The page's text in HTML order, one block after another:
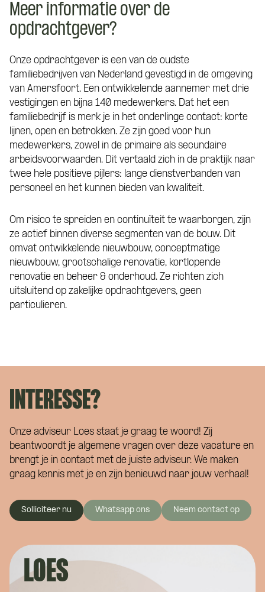
Meer informatie over de
opdrachtgever?
Onze opdrachtgever is een van de oudste
familiebedrijven van Nederland gevestigd in de omgeving
van Amersfoort. Een ontwikkelende aannemer met drie
vestigingen en bijna 140 medewerkers. Dat het een
familiebedrijf is merk je in het onderlinge contact: korte
lijnen, open en betrokken. Ze zijn goed voor hun
medewerkers, zowel in de primaire als secundaire
arbeidsvoorwaarden. Dit vertaald zich in de praktijk naar
twee hele positieve pijlers: lange dienstverbanden van
personeel en het kunnen bieden van kwaliteit.
Om risico te spreiden en continuïteit te waarborgen, zijn
ze actief binnen diverse segmenten van de bouw. Dit
omvat ontwikkelende nieuwbouw, conceptmatige
nieuwbouw, grootschalige renovatie, kortlopende
renovatie en beheer & onderhoud. Ze richten zich
uitsluitend op zakelijke opdrachtgevers, geen
particulieren.
INTERESSE?
Onze adviseur Loes staat je graag te woord! Zij
beantwoordt je algemene vragen over deze vacature en
brengt je in contact met de juiste adviseur. We maken
graag kennis met je en zijn benieuwd naar jouw verhaal!
Solliciteer nu Whatsapp ons Neem contact op
LOES